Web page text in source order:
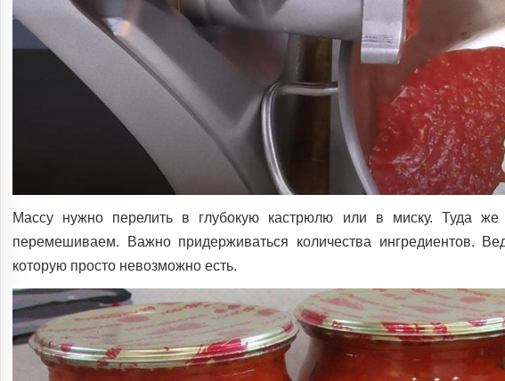
Массу нужно перелить в глубокую кастрюлю или в миску. Туда
перемешиваем. Важно придерживаться количества ингредиентов.
которую просто невозможно есть.